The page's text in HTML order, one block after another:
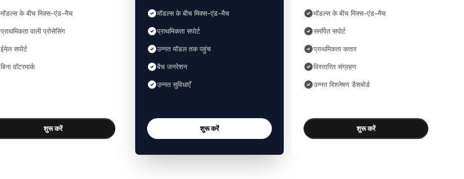
मॉडल्स के बीच मिक्स-एंड-मैच
प्राथमिकता वाली प्रोसेसिंग
ईमेल सपोर्ट
बिना वॉटरमार्क
शुरू करें
मॉडल्स के बीच मिक्स-एंड-मैच
प्राथमिकता सपोर्ट
उन्नत मॉडल तक पहुंच
बैच जनरेशन
उन्नत सुविधाएँ
शुरू करें
मॉडल्स के बीच मिक्स-एंड-मैच
समर्पित सपोर्ट
प्राथमिकता कतार
विस्तारित संग्रहण
उन्नत विश्लेषण डैशबोर्ड
शुरू करें